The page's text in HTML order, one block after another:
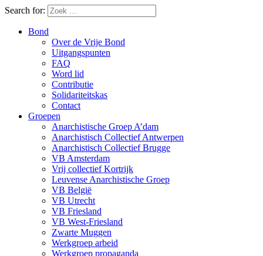
Search for:
Bond
Over de Vrije Bond
Uitgangspunten
FAQ
Word lid
Contributie
Solidariteitskas
Contact
Groepen
Anarchistische Groep A’dam
Anarchistisch Collectief Antwerpen
Anarchistisch Collectief Brugge
VB Amsterdam
Vrij collectief Kortrijk
Leuvense Anarchistische Groep
VB België
VB Utrecht
VB Friesland
VB West-Friesland
Zwarte Muggen
Werkgroep arbeid
Werkgroep propaganda